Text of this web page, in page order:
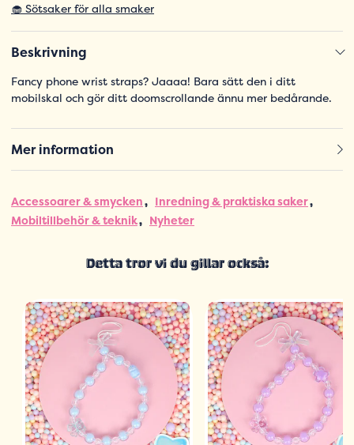
🧁 Sötsaker för alla smaker
Beskrivning
Fancy phone wrist straps? Jaaaa! Bara sätt den i ditt
mobilskal och gör ditt doomscrollande ännu mer bedårande.
Mer information
Accessoarer & smycken
Inredning & praktiska saker
Mobiltillbehör & teknik
Nyheter
Detta tror vi du gillar också: